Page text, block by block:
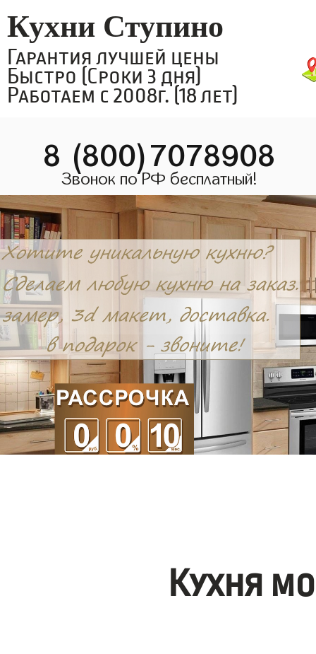
Кухни Ступино
Гарантия лучшей цены
Быстро (Сроки 3 дня)
Работаем с 2008г. (18 лет)
8 (800)7078908
Звонок по РФ бесплатный!
Кухня